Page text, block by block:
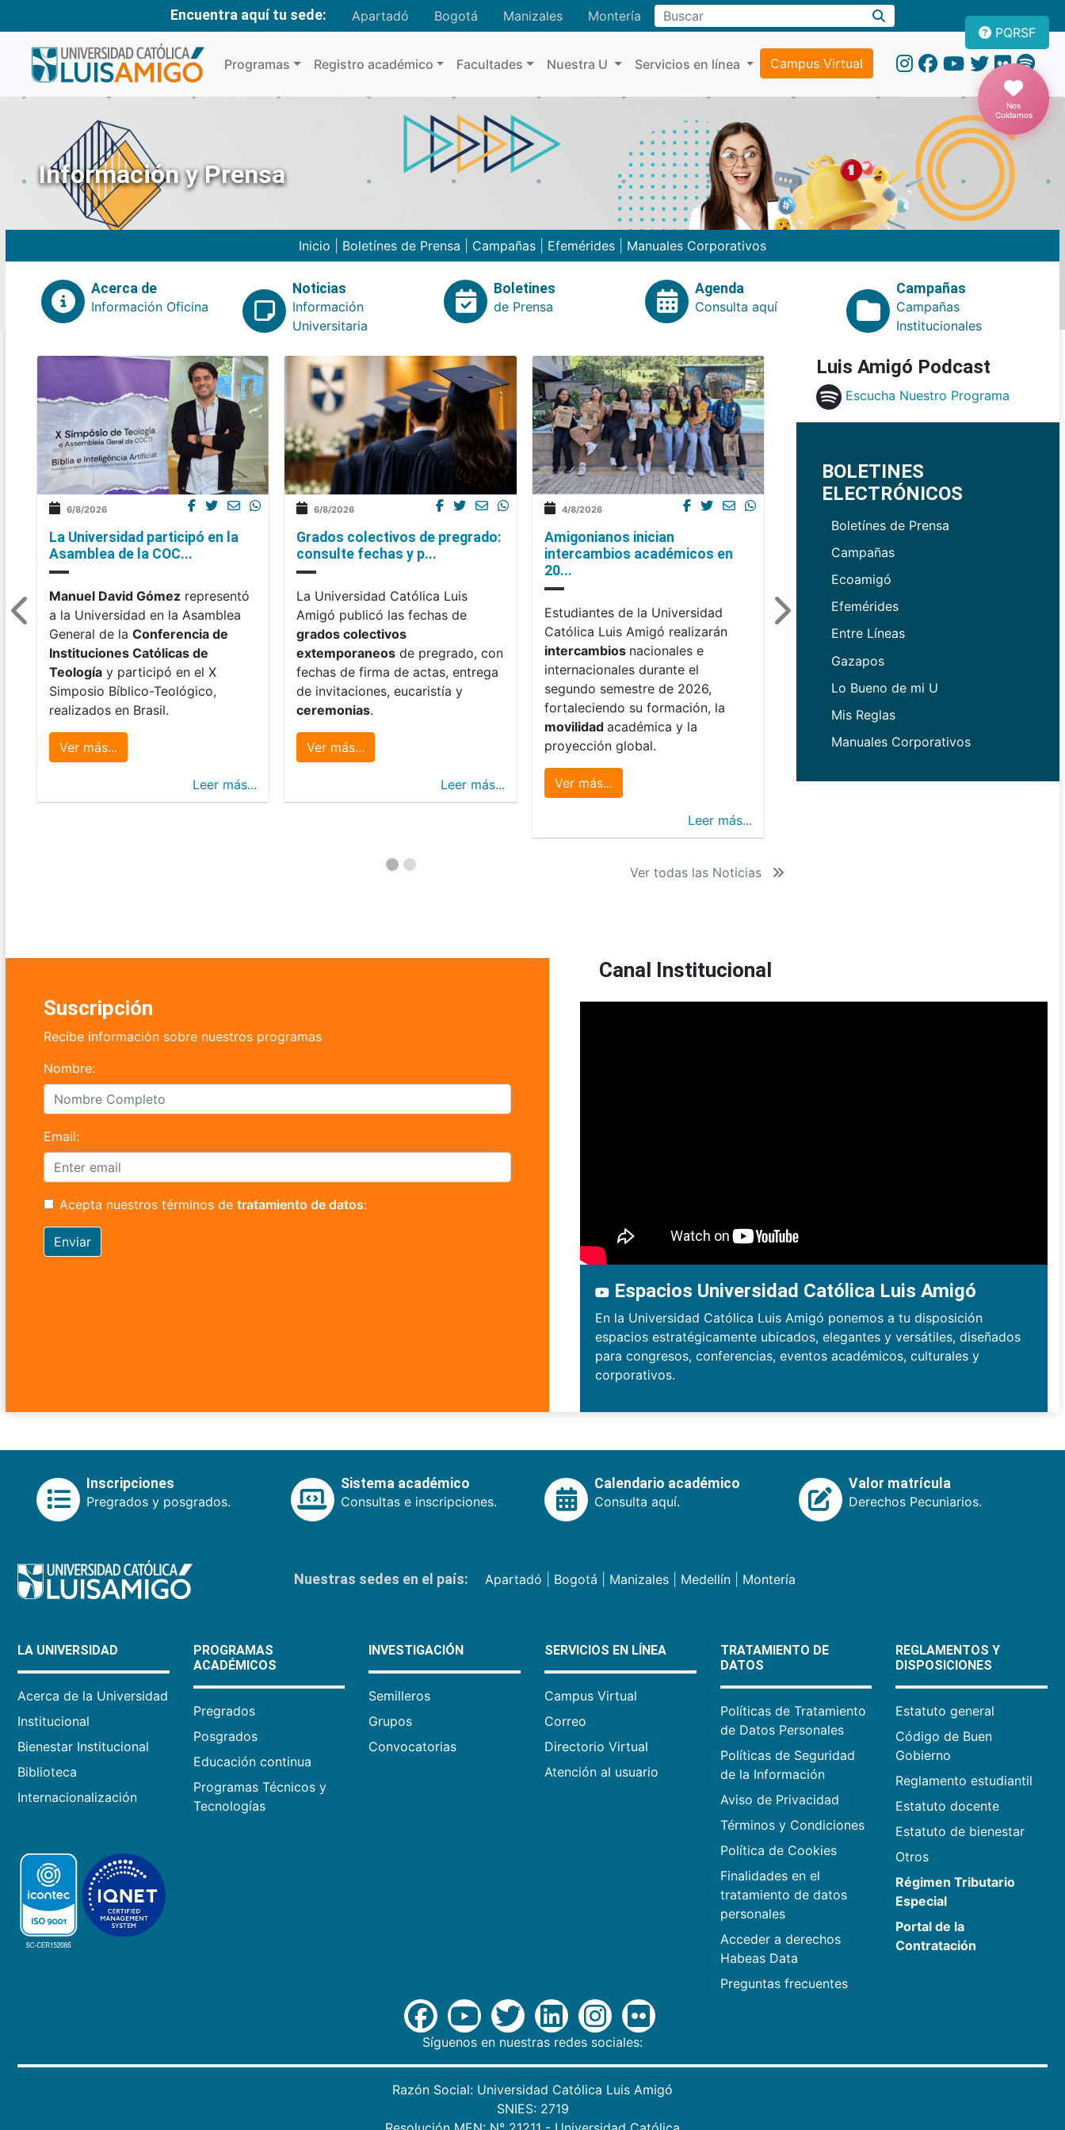
Encuentra aquí tu sede: Apartadó Bogotá Manizales MonteríaBuscar
Programas Registro académico Facultades Nuestra U Servicios en línea Campus Virtual
PQRSF
Nos
Cuidamos
Información y Prensa
Inicio Boletínes de Prensa Campañas Efemérides Manuales Corporativos
Acerca de
Información Oficina
Noticias
Información
Universitaria
Boletines
de Prensa
Agenda
Consulta aquí
Campañas
Campañas
Institucionales
6/8/2026
La Universidad participó en la
Asamblea de la COC...
Manuel David Gómez representó
a la Universidad en la Asamblea
General de la Conferencia de
Instituciones Católicas de
Teología y participó en el X
Simposio Bíblico-Teológico,
realizados en Brasil.
Ver más...
Leer más...
6/8/2026
Grados colectivos de pregrado:
consulte fechas y p...
La Universidad Católica Luis
Amigó publicó las fechas de
grados colectivos
extemporaneos de pregrado, con
fechas de firma de actas, entrega
de invitaciones, eucaristía y
ceremonias.
Ver más...
Leer más...
4/8/2026
Amigonianos inician
intercambios académicos en
20...
Estudiantes de la Universidad
Católica Luis Amigó realizarán
intercambios nacionales e
internacionales durante el
segundo semestre de 2026,
fortaleciendo su formación, la
movilidad académica y la
proyección global.
Ver más...
Leer más...
Ver todas las Noticias
Luis Amigó Podcast
Escucha Nuestro Programa
BOLETINES
ELECTRÓNICOS
Boletínes de Prensa
Campañas
Ecoamigó
Efemérides
Entre Líneas
Gazapos
Lo Bueno de mi U
Mis Reglas
Manuales Corporativos
Suscripción
Recibe información sobre nuestros programas
Nombre:
Email:
Acepta nuestros términos de tratamiento de datos:
Enviar
Canal Institucional
Espacios Universidad Católica Luis Amigó
En la Universidad Católica Luis Amigó ponemos a tu disposición
espacios estratégicamente ubicados, elegantes y versátiles, diseñados
para congresos, conferencias, eventos académicos, culturales y
corporativos.
Inscripciones
Pregrados y posgrados.
Sistema académico
Consultas e inscripciones.
Calendario académico
Consulta aquí.
Valor matrícula
Derechos Pecuniarios.
Nuestras sedes en el país: Apartadó Bogotá Manizales| Medellín| Montería
LA UNIVERSIDAD
Acerca de la Universidad
Institucional
Bienestar Institucional
Biblioteca
Internacionalización
PROGRAMAS
ACADÉMICOS
Pregrados
Posgrados
Educación continua
Programas Técnicos y
Tecnologías
INVESTIGACIÓN
Semilleros
Grupos
Convocatorias
SERVICIOS EN LÍNEA
Campus Virtual
Correo
Directorio Virtual
Atención al usuario
TRATAMIENTO DE
DATOS
Políticas de Tratamiento
de Datos Personales
Políticas de Seguridad
de la Información
Aviso de Privacidad
Términos y Condiciones
Política de Cookies
Finalidades en el
tratamiento de datos
personales
Acceder a derechos
Habeas Data
Preguntas frecuentes
REGLAMENTOS Y
DISPOSICIONES
Estatuto general
Código de Buen
Gobierno
Reglamento estudiantil
Estatuto docente
Estatuto de bienestar
Otros
Régimen Tributario
Especial
Portal de la
Contratación
Síguenos en nuestras redes sociales:
Razón Social: Universidad Católica Luis Amigó
SNIES: 2719